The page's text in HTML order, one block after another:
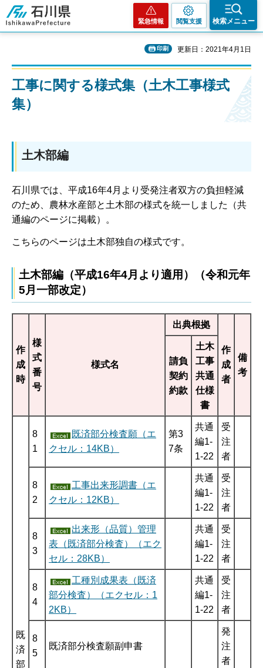
石川県
緊急情報 閲覧支援 検索メニュー
印刷 更新日：2021年4月1日
工事に関する様式集（土木工事様式
集）
土木部編
石川県では、平成16年4月より受発注者双方の負担軽減
のため、農林水産部と土木部の様式を統一しました（共
通編のページに掲載）。
こちらのページは土木部独自の様式です。
土木部編（平成16年4月より適用）（令和元年
5月一部改定）
作
成
時
様
式
番
号
様式名
出典根拠
作
成
者
備
考
請負
契約
約款
土木
工事
共通
仕様
書
既
済
部
8
1
既済部分検査願（エ
クセル：14KB）
第3
7条
共通
編1-
1-22
受
注
者
8
2
工事出来形調書（エ
クセル：12KB）
共通
編1-
1-22
受
注
者
8
3
出来形（品質）管理
表（既済部分検査）（エク
セル：28KB）
共通
編1-
1-22
受
注
者
8
4
工種別成果表（既済
部分検査）（エクセル：1
2KB）
共通
編1-
1-22
受
注
者
8
5
既済部分検査願副申書
発
注
者